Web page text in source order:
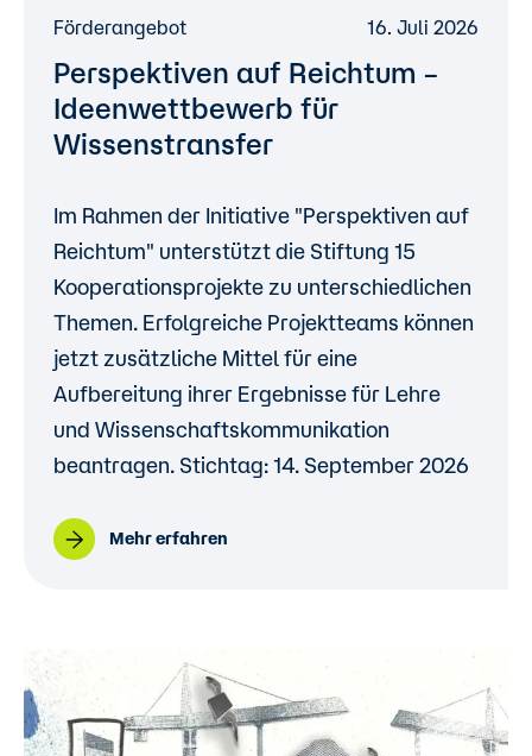
Förderangebot 16. Juli 2026
Perspektiven auf Reichtum –
Ideenwettbewerb für
Wissenstransfer
Im Rahmen der Initiative "Perspektiven auf
Reichtum" unterstützt die Stiftung 15
Kooperationsprojekte zu unterschiedlichen
Themen. Erfolgreiche Projektteams können
jetzt zusätzliche Mittel für eine
Aufbereitung ihrer Ergebnisse für Lehre
und Wissenschaftskommunikation
beantragen. Stichtag: 14. September 2026
Mehr erfahren